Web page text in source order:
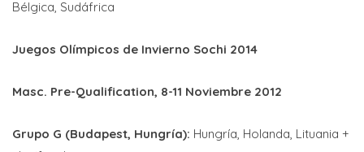
Bélgica, Sudáfrica
Juegos Olímpicos de Invierno Sochi 2014
Masc. Pre-Qualification, 8-11 Noviembre 2012
Grupo G (Budapest, Hungría): Hungría, Holanda, Lituania +